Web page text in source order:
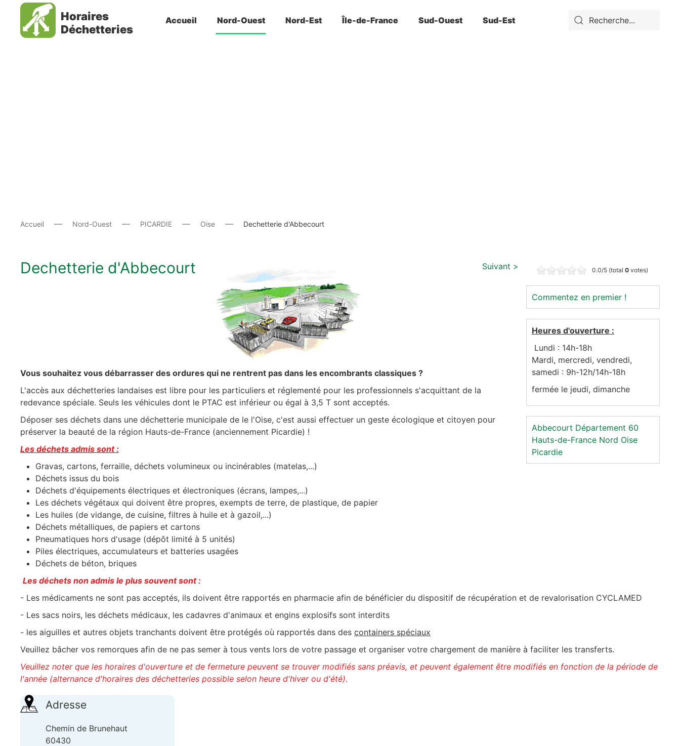
Horaires
Déchetteries
Accueil Nord-Ouest Nord-Est Île-de-France Sud-Ouest Sud-Est
Accueil Nord-Ouest PICARDIE Oise Dechetterie d'Abbecourt
0.0/5 (total 0 votes)
Commentez en premier !
Heures d'ouverture :
Lundi : 14h-18h
Mardi, mercredi, vendredi,
samedi : 9h-12h/14h-18h
fermée le jeudi, dimanche
Abbecourt Département 60
Hauts-de-France Nord Oise
Picardie
Dechetterie d'Abbecourt Suivant >
Vous souhaitez vous débarrasser des ordures qui ne rentrent pas dans les encombrants classiques ?
L'accès aux déchetteries landaises est libre pour les particuliers et réglementé pour les professionnels s'acquittant de la
redevance spéciale. Seuls les véhicules dont le PTAC est inférieur ou égal à 3,5 T sont acceptés.
Déposer ses déchets dans une déchetterie municipale de le l'Oise, c'est aussi effectuer un geste écologique et citoyen pour
préserver la beauté de la région Hauts-de-France (anciennement Picardie) !
Les déchets admis sont :
Gravas, cartons, ferraille, déchets volumineux ou incinérables (matelas,...)
Déchets issus du bois
Déchets d'équipements électriques et électroniques (écrans, lampes,...)
Les déchets végétaux qui doivent être propres, exempts de terre, de plastique, de papier
Les huiles (de vidange, de cuisine, filtres à huile et à gazoil,...)
Déchets métalliques, de papiers et cartons
Pneumatiques hors d'usage (dépôt limité à 5 unités)
Piles électriques, accumulateurs et batteries usagées
Déchets de béton, briques
Les déchets non admis le plus souvent sont :
- Les médicaments ne sont pas acceptés, ils doivent être rapportés en pharmacie afin de bénéficier du dispositif de récupération et de revalorisation CYCLAMED
- Les sacs noirs, les déchets médicaux, les cadavres d'animaux et engins explosifs sont interdits
- les aiguilles et autres objets tranchants doivent être protégés où rapportés dans des containers spéciaux
Veuillez bâcher vos remorques afin de ne pas semer à tous vents lors de votre passage et organiser votre chargement de manière à faciliter les transferts.
Veuillez noter que les horaires d'ouverture et de fermeture peuvent se trouver modifiés sans préavis, et peuvent également être modifiés en fonction de la période de
l'année (alternance d'horaires des déchetteries possible selon heure d'hiver ou d'été).
Adresse
Chemin de Brunehaut
60430